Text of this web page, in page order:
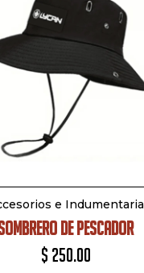
e Indumentaria
DE PESCADOR
$ 250.00